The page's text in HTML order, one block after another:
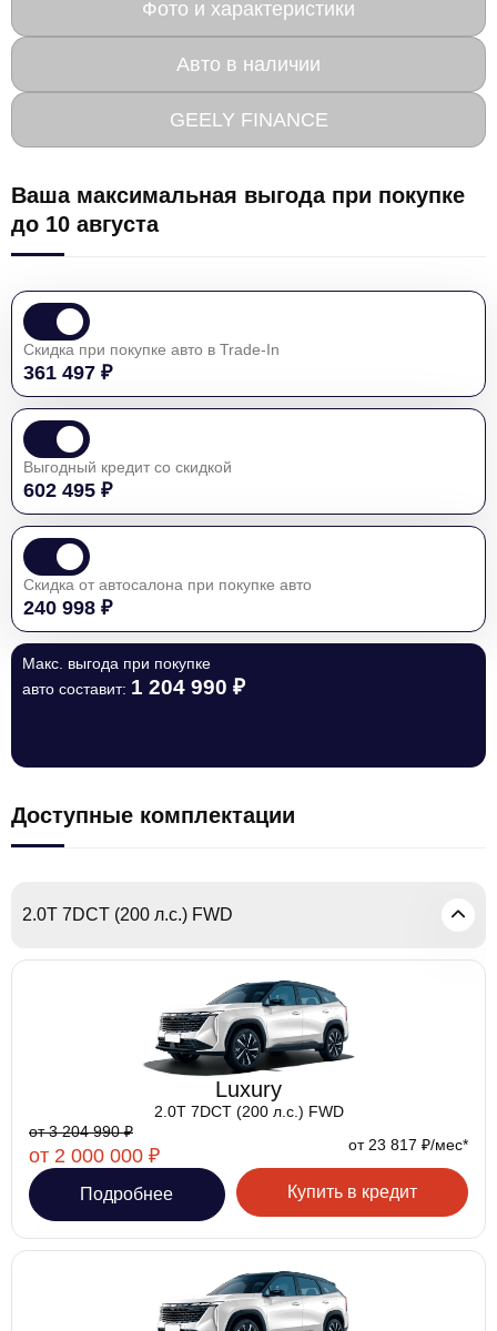
Фото и характеристики
Авто в наличии
GEELY FINANCE
Ваша максимальная выгода при покупке
до 10 августа
Скидка при покупке авто в Trade-In
361 497 ₽
Выгодный кредит со скидкой
602 495 ₽
Скидка от автосалона при покупке авто
240 998 ₽
Макс. выгода при покупке
авто составит: 1 204 990 ₽
Доступные комплектации
2.0T 7DCT (200 л.с.) FWD
Luxury
2.0T 7DCT (200 л.с.) FWD
от 3 204 990 ₽
от 2 000 000 ₽ от 23 817 ₽/мес*
Подробнее Купить в кредит